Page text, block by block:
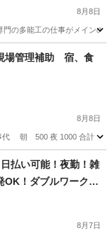
8月8日
の多能工の仕事がメイン
場管理補助 宿、食
8月8日
代 朝 500 夜 1000 合計
払い可能！夜勤！雑
OK！ダブルワーク可
8月7日